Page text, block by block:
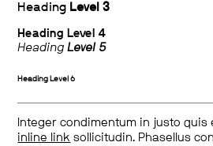
Heading Level 3
Heading Level 4
HeadingLevel 5
Heading Level 6
Integer condimentum in justo quis
inline link sollicitudin. Phasellus